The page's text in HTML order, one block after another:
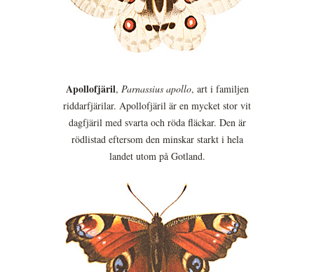
Apollofjäril, Parnassius apollo, art i familjen
riddarfjärilar. Apollofjäril är en mycket stor vit
dagfjäril med svarta och röda fläckar. Den är
rödlistad eftersom den minskar starkt i hela
landet utom på Gotland.